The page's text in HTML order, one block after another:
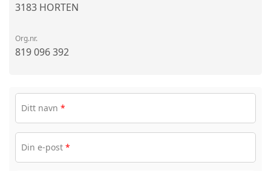
3183 HORTEN
Org.nr.
819 096 392
Ditt navn *
Din e-post *